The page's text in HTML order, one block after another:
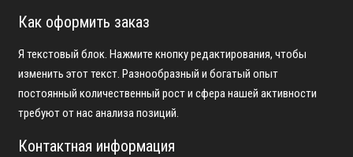
Как оформить заказ
Я текстовый блок. Нажмите кнопку редактирования, чтобы
изменить этот текст. Разнообразный и богатый опыт
постоянный количественный рост и сфера нашей активности
требуют от нас анализа позиций.
Контактная информация